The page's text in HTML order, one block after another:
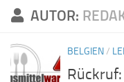
AUTOR:
BELGIEN/